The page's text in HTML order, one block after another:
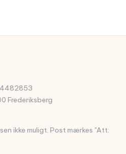
Frederiksberg
ikke muligt. Post mærkes "Att: